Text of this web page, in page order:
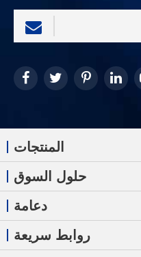
المنتجات
حلول السوق
دعامة
روابط سريعة